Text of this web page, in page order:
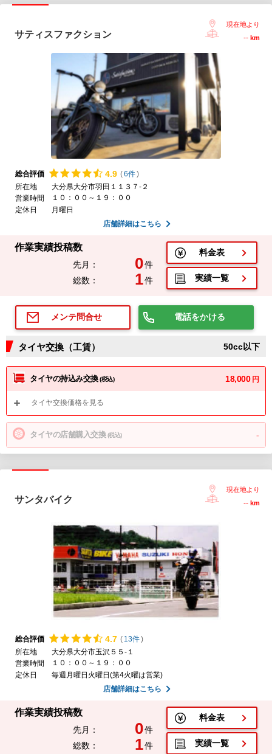
サティスファクション
現在地より
-- km
総合評価 4.9 (6件)
所在地
大分県大分市羽田１１３７-２
営業時間
１０：００～１９：００
定休日
月曜日
店舗詳細はこちら
作業実績投稿数
先月： 0件
総数：
1件
料金表
実績一覧
メンテ問合せ 電話をかける
タイヤ交換（工賃） 50cc以下
タイヤの持込み交換(税込) 18,000 円
タイヤ交換価格を見る
タイヤの店舗購入交換(税込) -
サンタバイク
現在地より
-- km
総合評価 4.7 ( 13件)
所在地
大分県大分市玉沢５５-１
営業時間
１０：００～１９：００
定休日
毎週月曜日火曜日(第4火曜は営業)
店舗詳細はこちら
作業実績投稿数
先月： 0件
総数：
1件
料金表
実績一覧